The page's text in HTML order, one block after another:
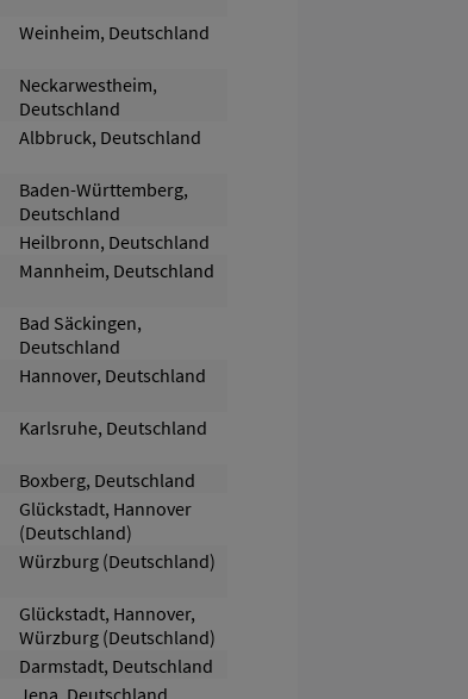
Weinheim, Deutschland
Neckarwestheim,
Deutschland
Albbruck, Deutschland
Baden-Württemberg,
Deutschland
Heilbronn, Deutschland
Mannheim, Deutschland
Bad Säckingen,
Deutschland
Hannover, Deutschland
Karlsruhe, Deutschland
Boxberg, Deutschland
Glückstadt, Hannover
(Deutschland)
Würzburg (Deutschland)
Glückstadt, Hannover,
Würzburg (Deutschland)
Darmstadt, Deutschland
Jena, Deutschland